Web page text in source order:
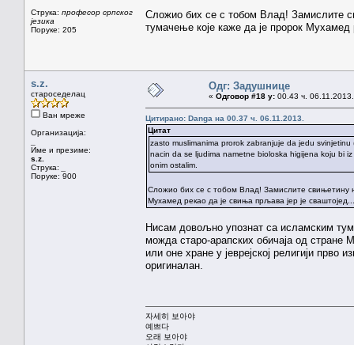
Струка: професор српског
језика
Поруке: 205
Сложио бих се с тобом Влад! Замислите
тумачење које каже да је пророк
s.z.
староседелац
Ван мреже
Организација:
Име и презиме:
s.z.
Струка:
Поруке: 900
Одг: Задушнице
« Одговор #18 у: 00.43 ч.
Цитирано: Danga на 00.37 ч. 06.11.2013.
Цитат
zasto muslimanima prorok zabranjuje da jedu
nacin da se ljudima nametne bioloska higijena koju bi
onim ostalim.
Сложио бих се с тобом Влад! Замислите свињетину
Мухамед рекао да је свиња прљава јер је сваштојед...
Нисам довољно упознат са исламским
можда старо-арапских обичаја од
или оне хране у јеврејској религији
оригиналан.
자세히 보아야
예쁘다
오래 보아야